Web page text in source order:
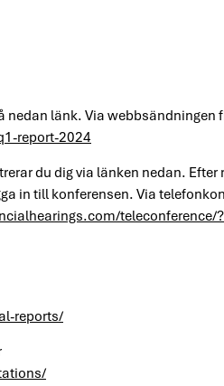
nedan länk. Via
report-2024
du dig via länken nedan. Efter
in till konferensen. Via
teleconference/
reports/